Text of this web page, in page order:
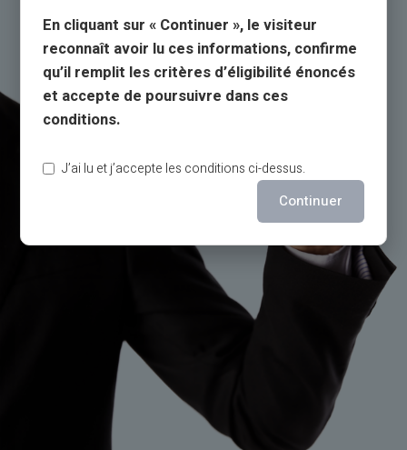
En cliquant sur « Continuer », le visiteur
reconnaît avoir lu ces informations, confirme
qu’il remplit les critères d’éligibilité énoncés
et accepte de poursuivre dans ces
conditions.
J’ai lu et j’accepte les conditions ci-dessus.
Continuer